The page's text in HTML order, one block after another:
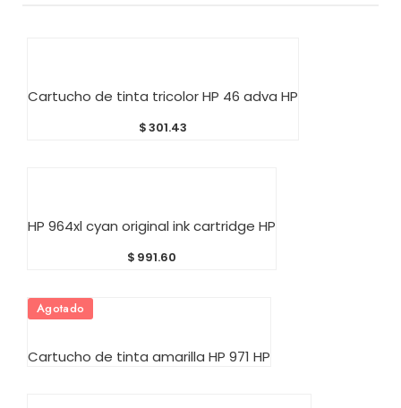
Cartucho de tinta tricolor HP 46 adva HP
$301.43
HP 964xl cyan original ink cartridge HP
$ 991.60
Agotado
Cartucho de tinta amarilla HP 971 HP